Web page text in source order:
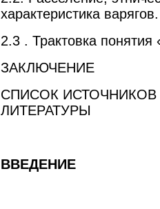
характеристика варягов.
2.3 . Трактовка понятия
ЗАКЛЮЧЕНИЕ
СПИСОК
ЛИТЕРАТУРЫ
ВВЕДЕНИЕ